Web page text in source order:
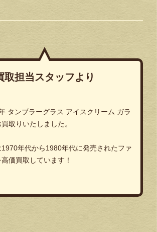
取担当スタッフより
タンブラーグラス アイスクリーム ガラ
取りいたしました。
1970年代から1980年代に発売されたファ
価買取しています！